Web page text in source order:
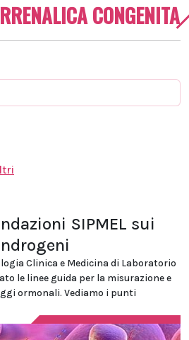
CONGENITA
SIPMEL sui
Clinica e Medicina di Laboratorio
le linee guida per la misurazione e
ormonali. Vediamo i punti